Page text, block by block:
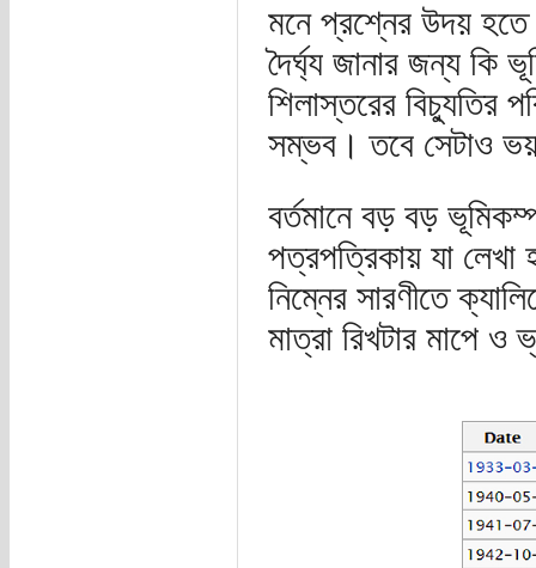
মনে প্রশ্নের উদয় হতে
দৈর্ঘ্য জানার জন্য কি
শিলাস্তরের বিচ্যুতির
সম্ভব। তবে সেটাও
বর্তমানে বড় বড়
পত্রপত্রিকায় যা লেখা
নিম্নের সারণীতে
মাত্রা রিখটার মাপে